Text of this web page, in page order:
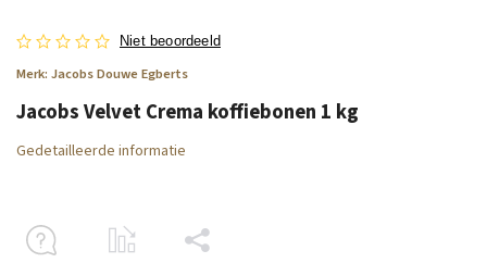
Niet beoordeeld
Merk: Jacobs Douwe Egberts
Jacobs Velvet Crema koffiebonen 1 kg
Gedetailleerde informatie